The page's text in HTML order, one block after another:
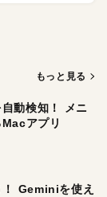
もっと見る
動検知！ メニ
アプリ
Geminiを使え